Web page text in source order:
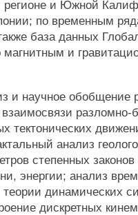
регионе и Южной
по временным
база данных
магнитным и
и научное обобщение
разломно-
тектонических
анализ
степенных
энергии; анализ
динамических
дискретных